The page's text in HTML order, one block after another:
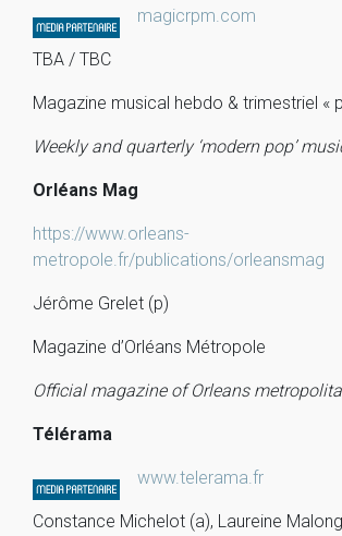
magicrpm.com
TBA / TBC
Magazine musical hebdo & trimestriel «
Weekly and quarterly ‘modern pop’
Orléans Mag
https://www.orleans-
metropole.fr/publications/orleansmag
Jérôme Grelet (p)
Magazine d’Orléans Métropole
Official magazine of Orleans
Télérama
www.telerama.fr
Constance Michelot (a), Laureine